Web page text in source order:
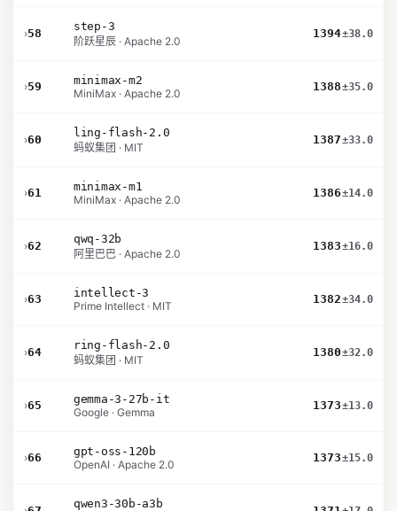
›58
step-3
阶跃星辰 · Apache 2.0
1394±38.0
›59
minimax-m2
MiniMax · Apache 2.0
1388±35.0
›60
ling-flash-2.0
蚂蚁集团 · MIT
1387±33.0
›61
minimax-m1
MiniMax · Apache 2.0
1386±14.0
›62
qwq-32b
阿里巴巴 · Apache 2.0
1383±16.0
›63
intellect-3
Prime Intellect · MIT
1382±34.0
›64
ring-flash-2.0
蚂蚁集团 · MIT
1380±32.0
›65
gemma-3-27b-it
Google · Gemma
1373±13.0
›66
gpt-oss-120b
OpenAI · Apache 2.0
1373±15.0
qwen3-30b-a3b